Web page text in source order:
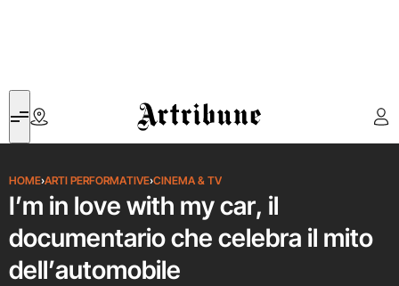
Artribune
HOME›ARTI PERFORMATIVE›CINEMA & TV
I’m in love with my car, il
documentario che celebra il mito
dell’automobile